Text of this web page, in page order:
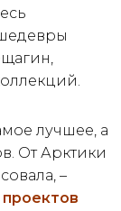
лучшее, а
От Арктики
–